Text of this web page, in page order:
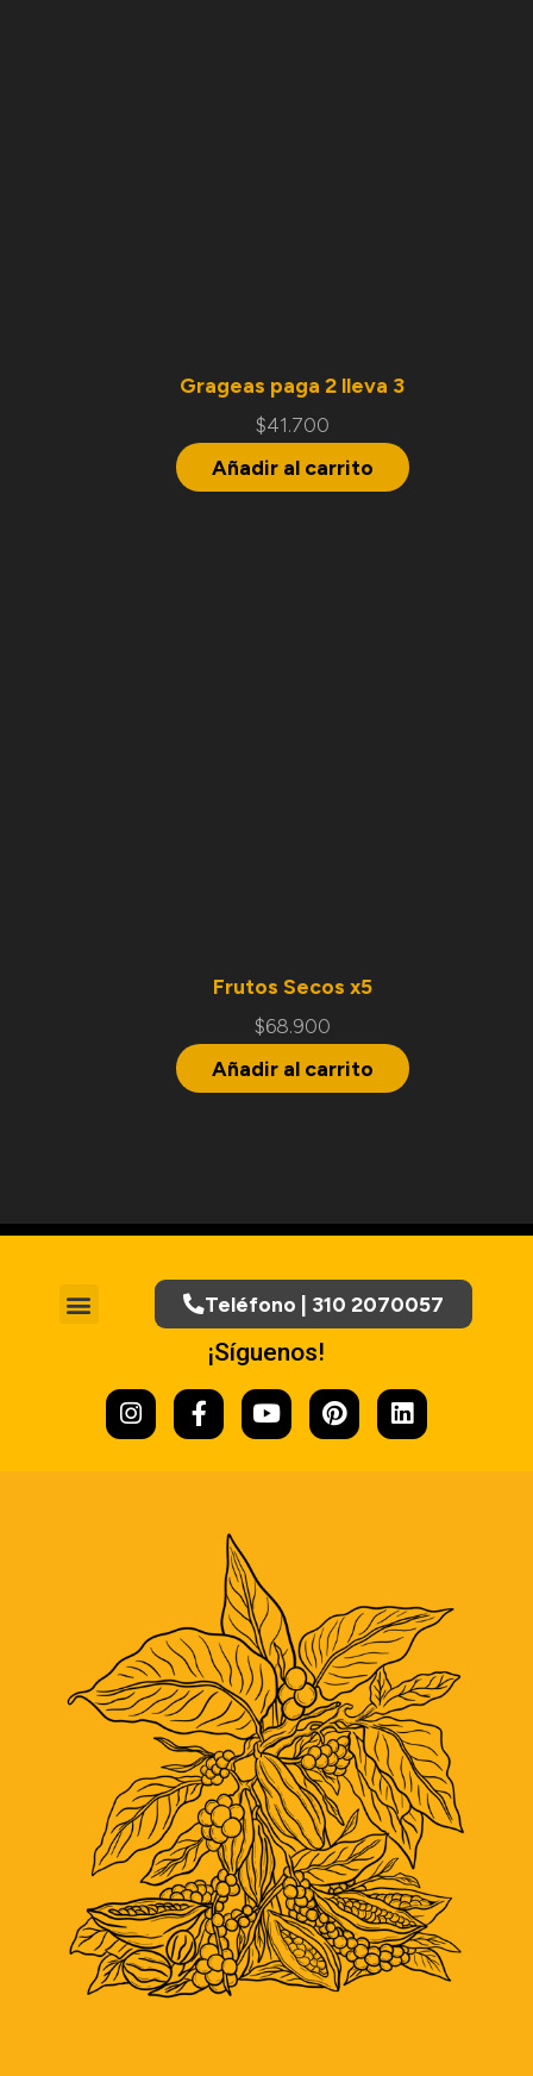
Grageas paga 2 lleva 3
$41.700
Añadir al carrito
Frutos Secos x5
$68.900
Añadir al carrito
Teléfono | 310 2070057
¡Síguenos!